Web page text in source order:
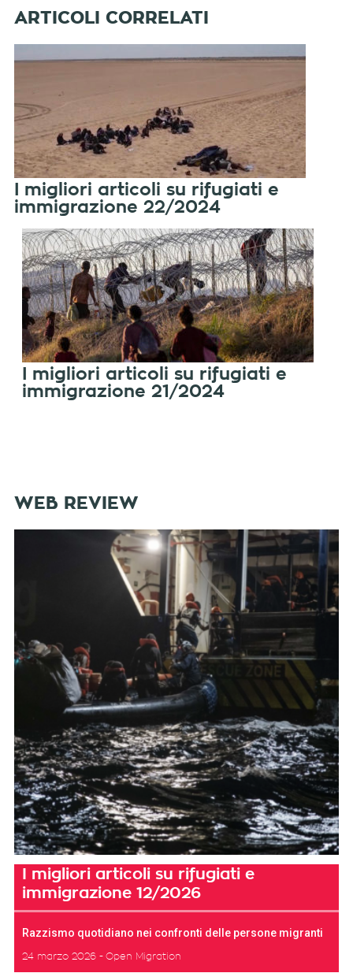
I migliori articoli su rifugiati e
immigrazione 22/2024
I migliori articoli su rifugiati e
immigrazione 21/2024
WEB REVIEW
I migliori articoli su rifugiati e
immigrazione 12/2026
Razzismo quotidiano nei confronti delle persone migranti
24 marzo 2026 Open Migration